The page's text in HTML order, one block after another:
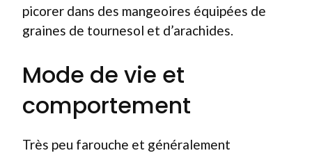
picorer dans des mangeoires équipées de
graines de tournesol et d’arachides.
Mode de vie et
comportement
Très peu farouche et généralement